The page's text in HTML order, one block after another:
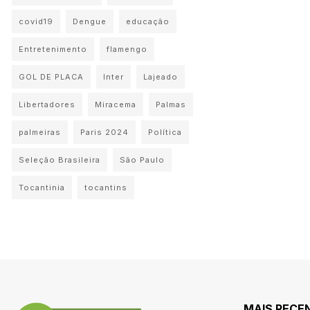
covid19 Dengue educação
Entretenimento flamengo
GOL DE PLACA Inter Lajeado
Libertadores Miracema Palmas
palmeiras Paris 2024 Política
Seleção Brasileira São Paulo
Tocantinia tocantins